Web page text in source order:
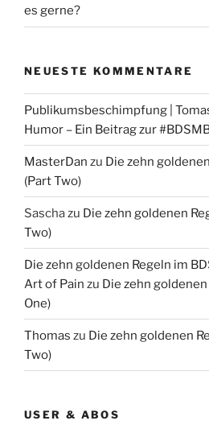
es gerne?
NEUESTE KOMMENTARE
Publikumsbeschimpfung |
Humor – Ein Beitrag zur
MasterDan zu Die zehn
(Part Two)
Saschazu Die zehn goldenen
Two)
Die zehn goldenen Regeln im
Art of Pain zu Die zehn
One)
Thomas zu Die zehn goldenen
Two)
USER & ABOS